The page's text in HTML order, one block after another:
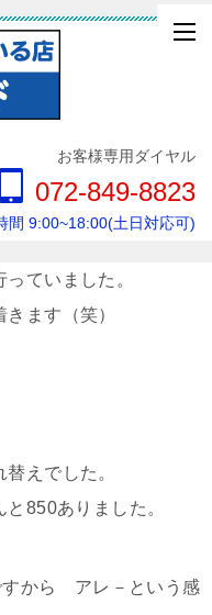
お客様専用ダイヤル
072-849-8823
間 9:00~18:00(土日対応可)
ていました。
ます（笑）
えでした。
850ありました。
から アレ－という感